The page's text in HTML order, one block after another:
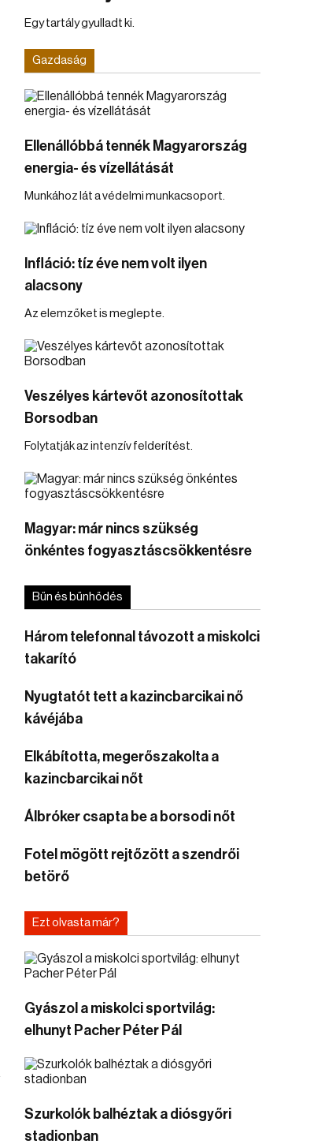
Egy tartály gyulladt ki.
Gazdaság
Ellenállóbbá tennék Magyarország
energia- és vízellátását
Munkához lát a védelmi munkacsoport.
Infláció: tíz éve nem volt ilyen
alacsony
Az elemzőket is meglepte.
Veszélyes kártevőt azonosítottak
Borsodban
Folytatják az intenzív felderítést.
Magyar: már nincs szükség
önkéntes fogyasztáscsökkentésre
Bűn és bűnhődés
Három telefonnal távozott a miskolci
takarító
Nyugtatót tett a kazincbarcikai nő
kávéjába
Elkábította, megerőszakolta a
kazincbarcikai nőt
Álbróker csapta be a borsodi nőt
Fotel mögött rejtőzött a szendrői
betörő
Ezt olvasta már?
Gyászol a miskolci sportvilág:
elhunyt Pacher Péter Pál
Szurkolók balhéztak a diósgyőri
stadionban